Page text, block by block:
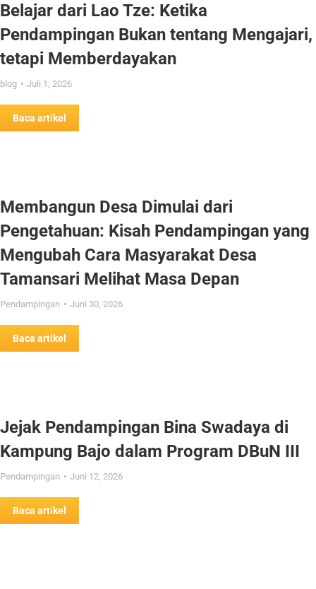
Belajar dari Lao Tze: Ketika
Pendampingan Bukan tentang Mengajari,
tetapi Memberdayakan
blog Juli 1, 2026
Baca artikel
Membangun Desa Dimulai dari
Pengetahuan: Kisah Pendampingan yang
Mengubah Cara Masyarakat Desa
Tamansari Melihat Masa Depan
Pendampingan Juni 30, 2026
Baca artikel
Jejak Pendampingan Bina Swadaya di
Kampung Bajo dalam Program DBuN III
Pendampingan Juni 12, 2026
Baca artikel